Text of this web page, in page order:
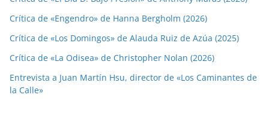
Crítica de «Engendro» de Hanna Bergholm (2026)
Crítica de «Los Domingos» de Alauda Ruiz de Azúa (2025)
Crítica de «La Odisea» de Christopher Nolan (2026)
Entrevista a Juan Martín Hsu, director de «Los Caminantes de
la Calle»